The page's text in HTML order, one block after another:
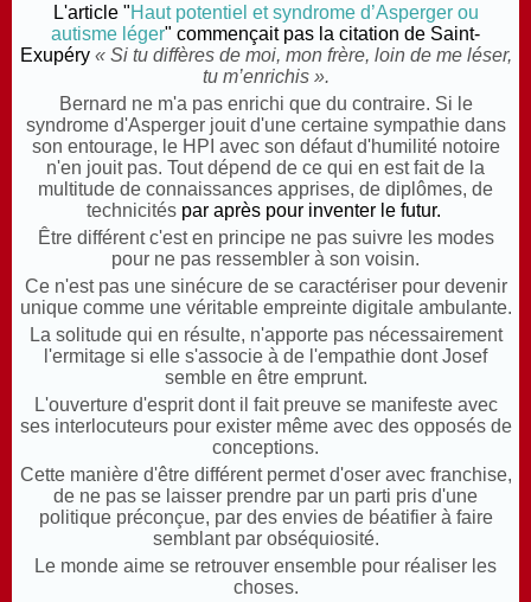
L'article "Haut potentiel et syndrome d’Asperger ou
autisme léger" commençait pas la citation de Saint-
Exupéry « Si tu diffères de moi, mon frère, loin de me léser,
tu m’enrichis ».
Bernard ne m'a pas enrichi que du contraire. Si le
syndrome d'Asperger jouit d'une certaine sympathie dans
son entourage, le HPI avec son défaut d'humilité notoire
n'en jouit pas. Tout dépend de ce qui en est fait de l a
multitude de connaissances apprises, de diplômes, de
technicités par après pour inventer le futur.
Être différent c'est en principe ne pas suivre les modes
pour ne pas ressembler à son voisin.
Ce n'est pas une sinécure de se caractériser pour devenir
unique comme une véritable empreinte digitale ambulante.
La solitude qui en résulte, n'apporte pas nécessairement
l'ermitage si elle s'associe à de l'empathie dont Josef
semble en être emprunt.
L'ouverture d'esprit dont il fait preuve se manifeste avec
ses interlocuteurs pour exister même avec des opposés de
conceptions.
Cette manière d'être différent permet d'oser avec franchise,
de ne pas se laisser prendre par un parti pris d'une
politique préconçue, par des envies de béatifier à faire
semblant par obséquiosité.
Le monde aime se retrouver ensemble pour réaliser les
choses.